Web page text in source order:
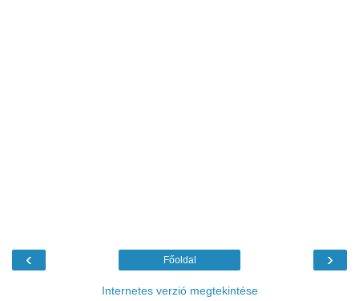
‹ ›
Főoldal
Internetes verzió megtekintése